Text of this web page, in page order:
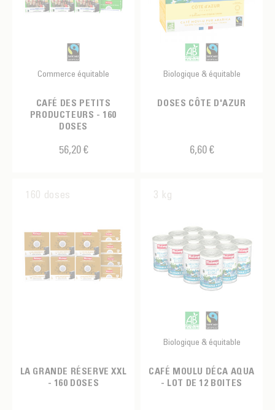
Commerce équitable
CAFÉ DES PETITS
PRODUCTEURS - 160
DOSES
56,20 €
Biologique & équitable
DOSES CÔTE D'AZUR
6,60 €
160 doses
LA GRANDE RÉSERVE XXL
- 160 DOSES
3 kg
Biologique & équitable
CAFÉ MOULU DÉCA AQUA
- LOT DE 12 BOITES